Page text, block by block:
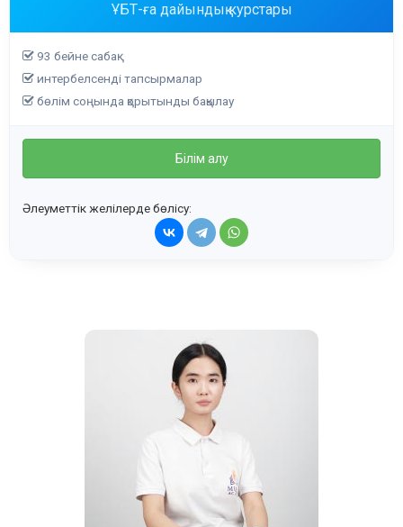
ҰБТ-ға дайындық курстары
93 бейне сабақ
интербелсенді тапсырмалар
бөлім соңында қорытынды бақылау
Білім алу
Әлеуметтік желілерде бөлісу: